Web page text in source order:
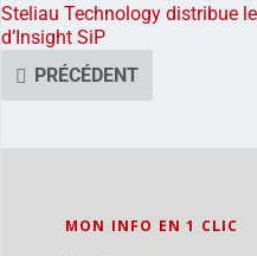
Steliau Technology distribue
d’Insight SiP
PRÉCÉDENT
MON INFO EN 1 CLIC